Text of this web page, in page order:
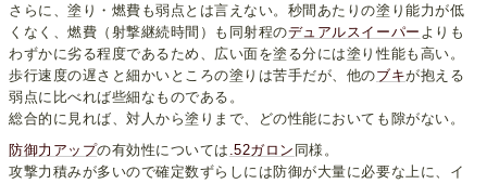
さらに、塗り・燃費も弱点とは言えない。秒間あたりの塗り能力が低
くなく、燃費（射撃継続時間）も同射程のデュアルスイーパー よりも
わずかに劣る程度であるため、広い面を塗る分には塗り性能も高い。
歩行速度の遅さと細かいところの塗りは苦手だが、他のブキが抱える
弱点に比べれば些細なものである。
総合的に見れば、対人から塗りまで、どの性能においても隙がない。
防御力アップの有効性については .52ガロン 同様。
攻撃力積みが多いので確定数ずらしには防御が大量に必要な上に、イ